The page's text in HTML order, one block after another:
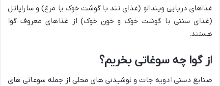
غذاهای دریایی ویندالو (غذای تند با گوشت خوک یا مرغ) و ساراپاتل
(غذای سنتی با گوشت خوک و خون خوک) از غذاهای معروف گوا
هستند.
از گوا چه سوغاتی بخریم؟
صنایع دستی ادویه جات و نوشیدنی های محلی از جمله سوغاتی های